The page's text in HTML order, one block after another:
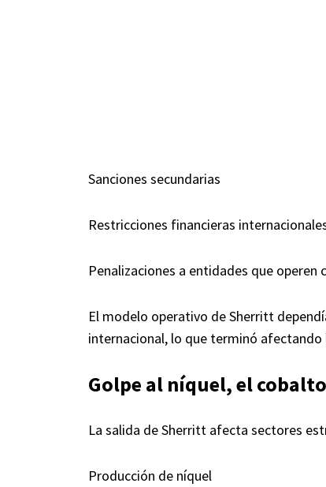
Sanciones secundarias
Restricciones financieras
Penalizaciones a entidades que operen
El modelo operativo de Sherritt
internacional, lo que terminó afectando
Golpe al níquel, el
La salida de Sherritt afecta sectores
Producción de níquel